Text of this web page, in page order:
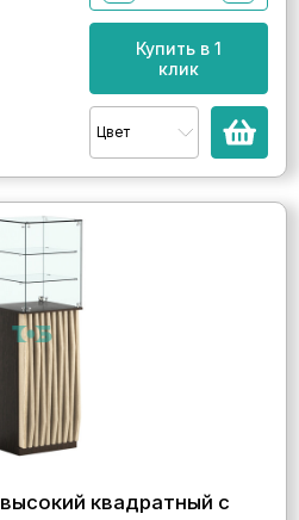
Купить в 1
клик
Цвет
квадратный с